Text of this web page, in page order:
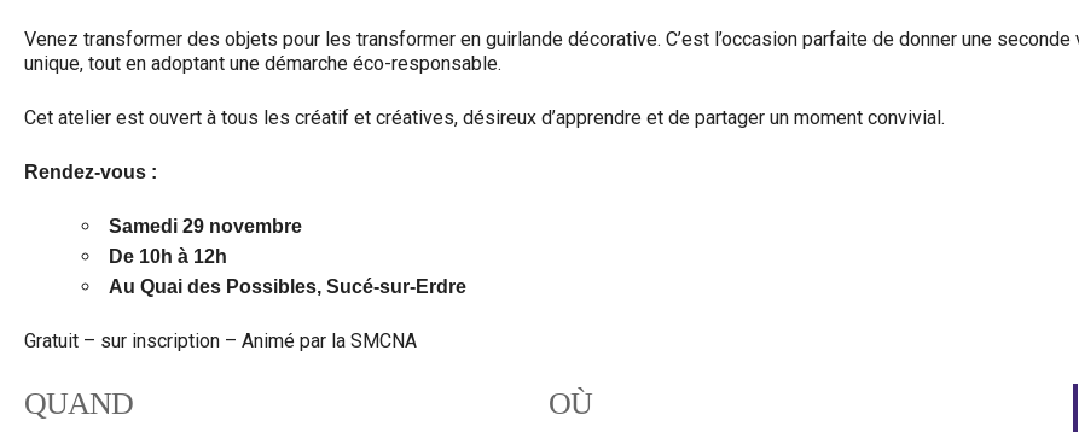
Venez transformer des objets pour les transformer en guirlande décorative. C’est l’occasion parfaite de donner une
unique, tout en adoptant une démarche éco-responsable.
Cet atelier est ouvert à tous les créatif et créatives, désireux d’apprendre et de partager un moment convivial.
Rendez-vous :
Samedi 29 novembre
De 10h à 12h
Au Quai des Possibles, Sucé-sur-Erdre
Gratuit – sur inscription – Animé par la SMCNA
QUAND OÙ